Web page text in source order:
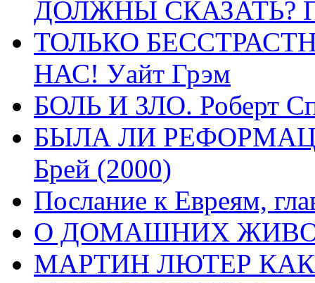
ДОЛЖНЫ СКАЗАТЬ?
ТОЛЬКО
НАС! Уайт Грэм
БОЛЬ И ЗЛО. Роберт
БЫЛА ЛИ
Брей (2000)
Послание к Евреям,
О ДОМАШНИХ
МАРТИН ЛЮТЕР